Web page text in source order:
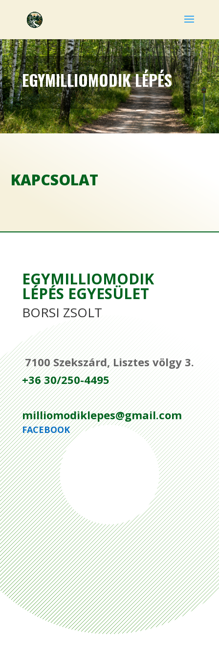
EGYMILLIOMODIK LÉPÉS
KAPCSOLAT
EGYMILLIOMODIK
LÉPÉS EGYESÜLET
BORSI ZSOLT
7100 Szekszárd, Lisztes völgy 3.
+36 30/250-4495
milliomodiklepes@gmail.com
FACEBOOK